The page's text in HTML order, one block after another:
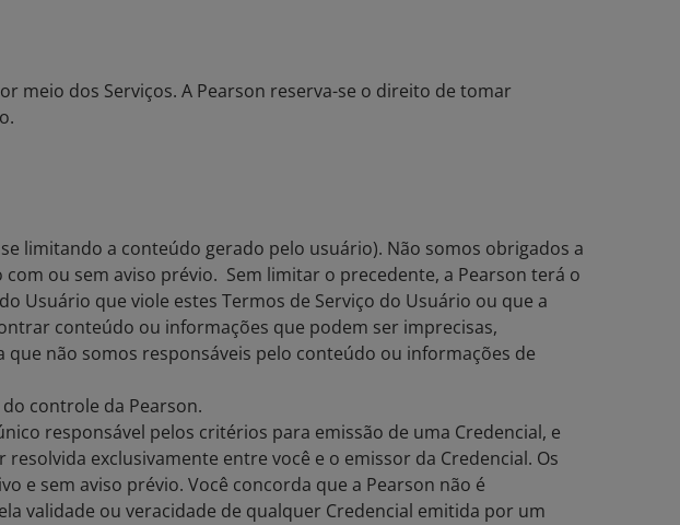
dos Serviços. A Pearson reserva-se o direito de tomar
limitando a conteúdo gerado pelo usuário). Não somos obrigados a
ou sem aviso prévio. Sem limitar o precedente, a Pearson terá o
Usuário que viole estes Termos de Serviço do Usuário ou que a
conteúdo ou informações que podem ser imprecisas,
não somos responsáveis pelo conteúdo ou informações de
controle da Pearson.
responsável pelos critérios para emissão de uma Credencial, e
exclusivamente entre você e o emissor da Credencial. Os
e sem aviso prévio. Você concorda que a Pearson não é
validade ou veracidade de qualquer Credencial emitida por um